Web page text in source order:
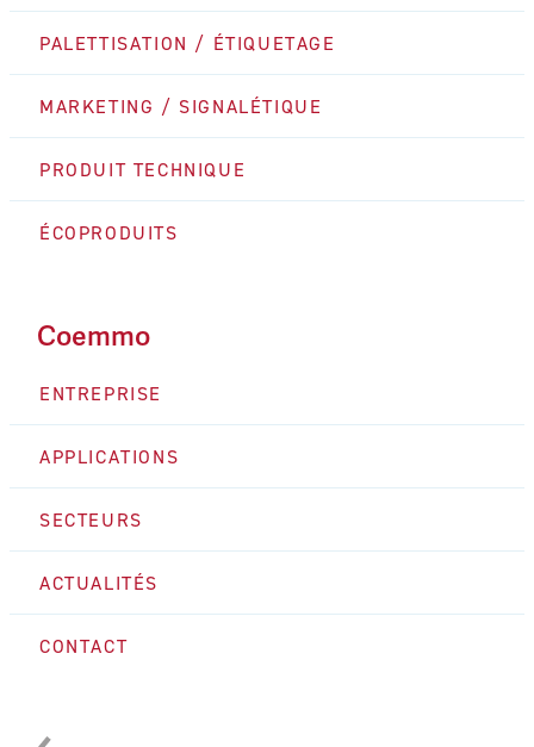
PALETTISATION / ÉTIQUETAGE
MARKETING / SIGNALÉTIQUE
PRODUIT TECHNIQUE
ÉCOPRODUITS
Coemmo
ENTREPRISE
APPLICATIONS
SECTEURS
ACTUALITÉS
CONTACT